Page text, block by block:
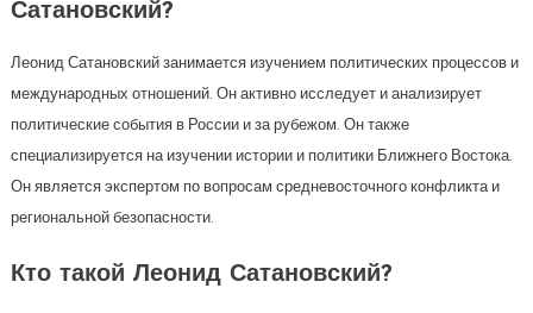
Сатановский?
Леонид Сатановский занимается изучением политических процессов и
международных отношений. Он активно исследует и анализирует
политические события в России и за рубежом. Он также
специализируется на изучении истории и политики Ближнего Востока.
Он является экспертом по вопросам средневосточного конфликта и
региональной безопасности.
Кто такой Леонид Сатановский?